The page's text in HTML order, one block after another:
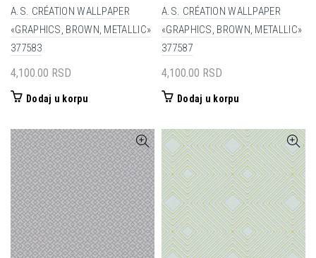
A.S. CRÉATION WALLPAPER
«GRAPHICS, BROWN, METALLIC»
377583
4,100.00 RSD
Dodaj u korpu
A.S. CRÉATION WALLPAPER
«GRAPHICS, BROWN, METALLIC»
377587
4,100.00 RSD
Dodaj u korpu